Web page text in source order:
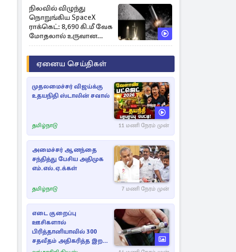
நிலவில் விழுந்து
நொறுங்கிய SpaceX
ராக்கெட்: 8,690 கி.மீ வேக
மோதலால் உருவான
புதிய பள்ளம்!
ஏனைய செய்திகள்
முதலமைச்சர் விஜய்க்கு
உதயநிதி ஸ்டாலின் சவால்
தமிழ்நாடு 11 மணி நேரம் முன்
அமைச்சர் ஆனந்தை
சந்தித்து பேசிய அதிமுக
எம்.எல்.ஏ.க்கள்
தமிழ்நாடு 7 மணி நேரம் முன்
எடை குறைப்பு
ஊசிகளால்
பிரித்தானியாவில் 300
சதவீதம் அதிகரித்த இறப்பு
எண்ணிக்கை